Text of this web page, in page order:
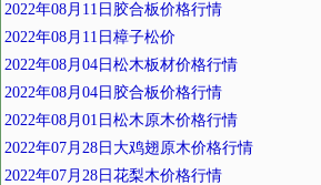
2022年08月11日胶合板价格行情
2022年08月11日樟子松​价
2022年08月04日松木板材价格行情
2022年08月04日胶合板价格行情
2022年08月01日松木原木价格行情
2022年07月28日大鸡翅原木价格行情
2022年07月28日花梨木价格行情